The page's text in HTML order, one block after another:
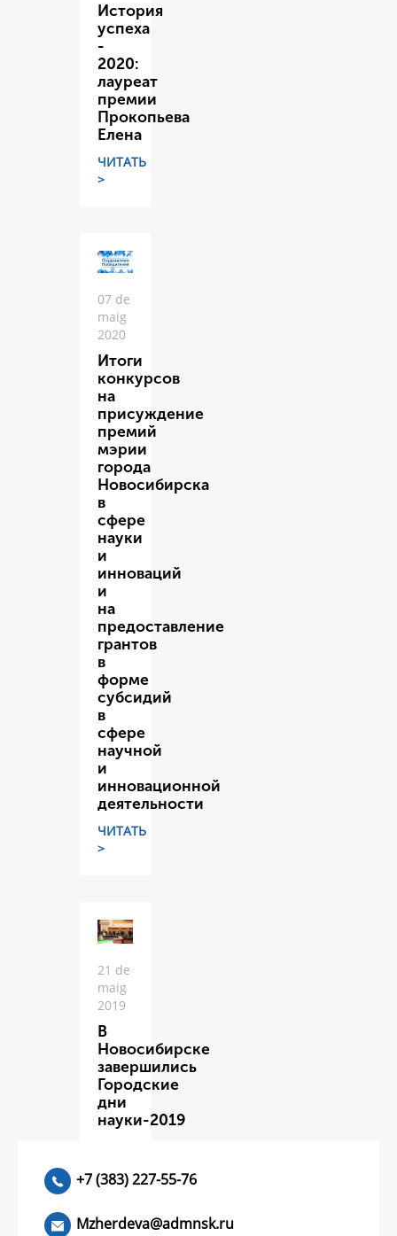
История
успеха
-
2020:
лауреат
премии
Прокопьева
Елена
ЧИТАТЬ
>
07 de
maig
2020
Итоги
конкурсов
на
присуждение
премий
мэрии
города
Новосибирска
в
сфере
науки
и
инноваций
и
на
предоставление
грантов
в
форме
субсидий
в
сфере
научной
и
инновационной
деятельности
ЧИТАТЬ
>
21 de
maig
2019
В
Новосибирске
завершились
Городские
дни
науки-2019
+7 (383) 227-55-76
Mzherdeva@admnsk.ru